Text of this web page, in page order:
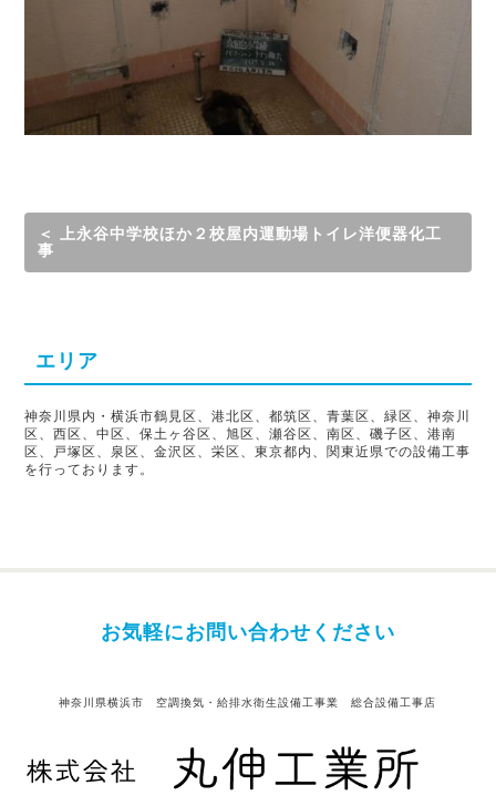
＜ 上永谷中学校ほか２校屋内運動場トイレ洋便器化工
事
エリア
神奈川県内・横浜市鶴見区、港北区、都筑区、青葉区、緑区、神奈川
区、西区、中区、保土ヶ谷区、旭区、瀬谷区、南区、磯子区、港南
区、戸塚区、泉区、金沢区、栄区、東京都内、関東近県での設備工事
を行っております。
お気軽にお問い合わせください
神奈川県横浜市 空調換気・給排水衛生設備工事業 総合設備工事店